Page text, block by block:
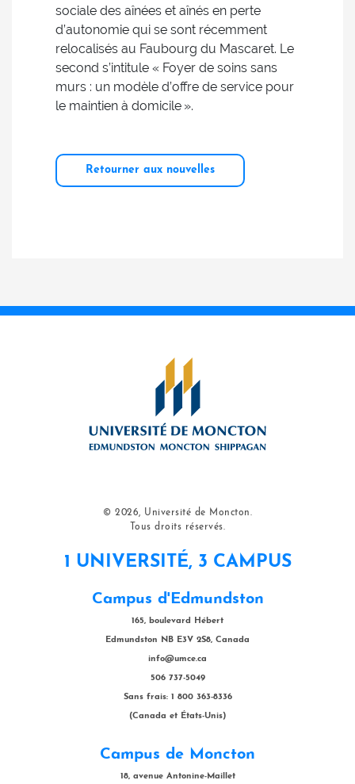
sociale des aînées et aînés en perte
d’autonomie qui se sont récemment
relocalisés au Faubourg du Mascaret. Le
second s’intitule « Foyer de soins sans
murs : un modèle d’offre de service pour
le maintien à domicile ».
Retourner aux nouvelles
© 2026, Université de Moncton.
Tous droits réservés.
1 UNIVERSITÉ, 3 CAMPUS
Campus d'Edmundston
165, boulevard Hébert
Edmundston NB E3V 2S8, Canada
info@umce.ca
506 737-5049
Sans frais: 1 800 363-8336
(Canada et États-Unis)
Campus de Moncton
18, avenue Antonine-Maillet